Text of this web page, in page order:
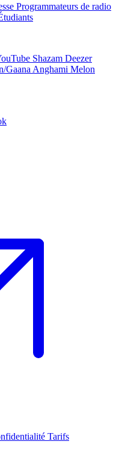
Programmateurs de radio
Shazam Deezer
Gaana Anghami Melon
Tarifs